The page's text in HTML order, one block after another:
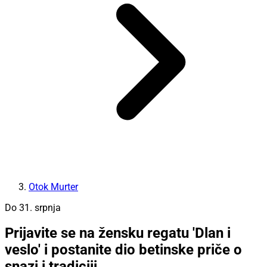
Otok Murter
Do 31. srpnja
Prijavite se na žensku regatu 'Dlan i
veslo' i postanite dio betinske priče o